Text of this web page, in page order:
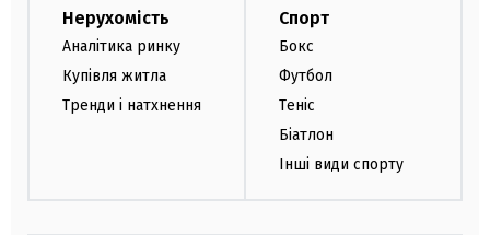
Нерухомість
Аналітика ринку
Купівля житла
Тренди і натхнення
Спорт
Бокс
Футбол
Теніс
Біатлон
Інші види спорту